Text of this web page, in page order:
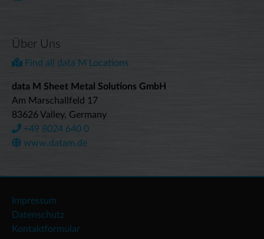
Über Uns
Find all data M Locations
data M Sheet Metal Solutions GmbH
Am Marschallfeld 17
83626 Valley, Germany
+49 8024 640 0
www.datam.de
Impressum
Datenschutz
Kontaktformular